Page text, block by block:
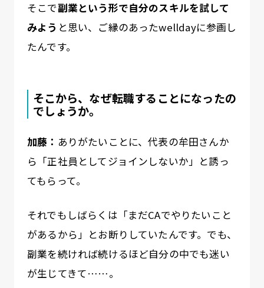
そこで副業という形で自分のスキルを試して
みよう と思い、ご縁のあったwelldayに参画し
たんです。
そこから、なぜ転職することになったの
でしょうか。
加藤： ありがたいことに、代表の牟田さんか
ら「正社員としてジョインしないか」と誘っ
てもらって。
それでもしばらくは「まだCAでやりたいこと
があるから」とお断りしていたんです。でも、
副業を続ければ続けるほど自分の中でも迷い
が生じてきて……。